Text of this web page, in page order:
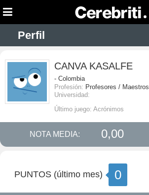
Perfil
CANVA KASALFE
- Colombia
Profesión: Profesores / Maestros
Universidad:
Último juego: Acrónimos
NOTA MEDIA: 0,00
PUNTOS (último mes) 0